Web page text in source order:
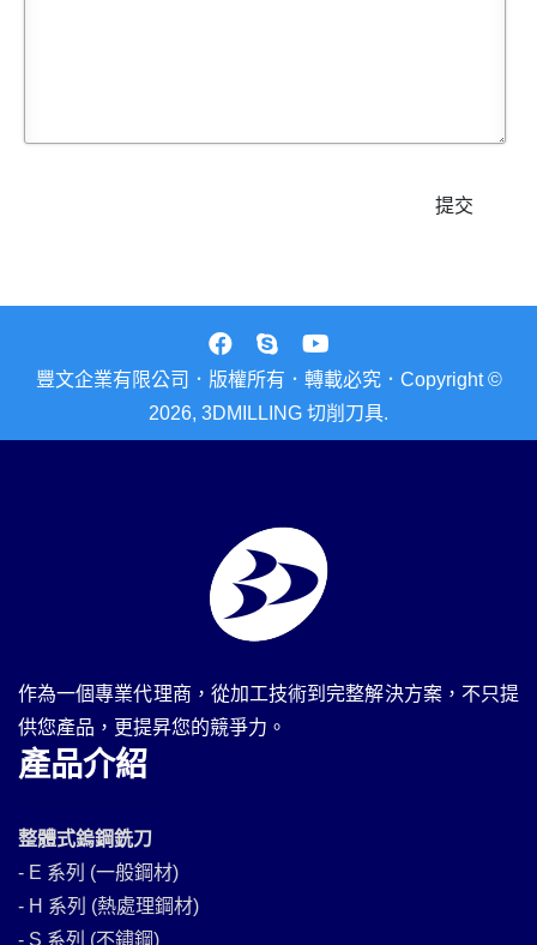
提交
豐文企業有限公司．版權所有．轉載必究．Copyright ©
2026, 3DMILLING 切削刀具.
作為一個專業代理商，從加工技術到完整解決方案，不只提
供您產品，更提昇您的競爭力。
產品介紹
整體式鎢鋼銑刀
- E 系列 (一般鋼材)
- H 系列 (熱處理鋼材)
- S 系列 (不鏽鋼)